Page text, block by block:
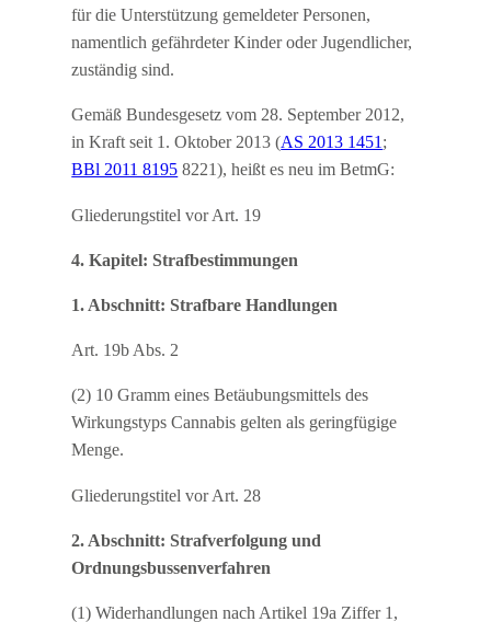
für die Unterstützung gemeldeter Personen,
namentlich gefährdeter Kinder oder Jugendlicher,
zuständig sind.
Gemäß Bundesgesetz vom 28. September 2012,
in Kraft seit 1. Oktober 2013 (AS 2013 1451;
BBl 2011 8195 8221), heißt es neu im BetmG:
Gliederungstitel vor Art. 19
4. Kapitel: Strafbestimmungen
1. Abschnitt: Strafbare Handlungen
Art. 19b Abs. 2
(2) 10 Gramm eines Betäubungsmittels des
Wirkungstyps Cannabis gelten als geringfügige
Menge.
Gliederungstitel vor Art. 28
2. Abschnitt: Strafverfolgung und
Ordnungsbussenverfahren
(1) Widerhandlungen nach Artikel 19a Ziffer 1,